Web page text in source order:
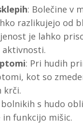
: Bolečine v
razlikujejo od
je lahko
aktivnosti.
: Pri hudih
kot so
krči.
s hudo
in funkcijo mišic.